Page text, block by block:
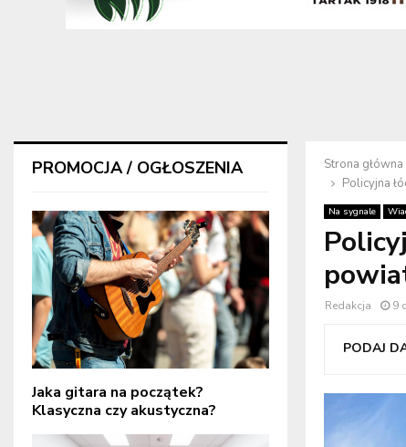
Strona główna
Policyjna
Na sygnale
Redakcja 9
PODAJ
PROMOCJA / OGŁOSZENIA
Jaka gitara na początek?
Klasyczna czy akustyczna?